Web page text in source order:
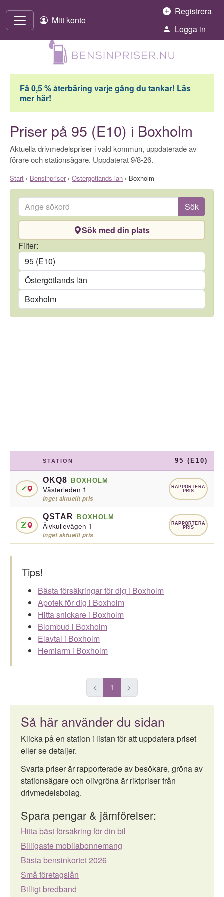
Mitt konto
Registrera
Logga in
Få 0,5 % återbäring varje gång du tankar! Läs
mer här!
Priser på 95 (E10) i Boxholm
Aktuella drivmedelspriser i vald kommun, uppdaterade av
förare och stationsägare. Uppdaterat 9/8-26.
Start › Bensinpriser› Ostergotlands-lan › Boxholm
Ange sökord Sök
Sök med din plats
Filter:
Län
Kommun
STATION 95 (E10)
OKQ8 BOXHOLM
Västerleden 1
inget aktuellt pris
RAPPORTERA
PRIS
QSTAR BOXHOLM
Älvkullevägen 1
inget aktuellt pris
RAPPORTERA
PRIS
Tips!
Bästa försäkringar för dig i Boxholm
Apotek för dig i Boxholm
Hitta snickare i Boxholm
Blombud i Boxholm
Elavtal i Boxholm
Hemlarm i Boxholm
< 1 >
Så här använder du sidan
Klicka på en station i listan för att uppdatera priset
eller se detaljer.
Svarta priser är rapporterade av besökare, gröna av
stationsägare och olivgröna är riktpriser från
drivmedelsbolag.
Spara pengar & jämförelser:
Hitta bäst försäkring för din bil
Billigaste mobilabonnemang
Bästa bensinkortet 2026
Små företagslån
Billigt bredband